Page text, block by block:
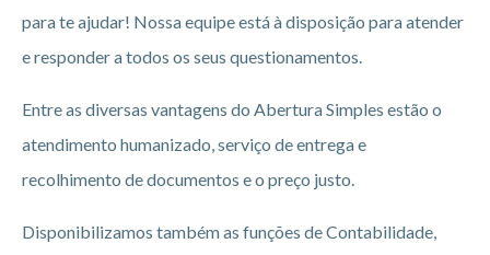
para te ajudar! Nossa equipe está à disposição para atender
e responder a todos os seus questionamentos.
Entre as diversas vantagens do Abertura Simples estão o
atendimento humanizado, serviço de entrega e
recolhimento de documentos e o preço justo.
Disponibilizamos também as funções de Contabilidade,